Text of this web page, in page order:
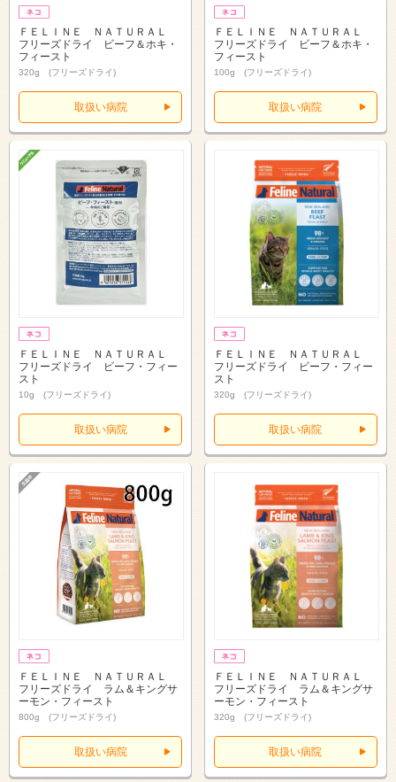
ＦＥＬＩＮＥ ＮＡＴＵＲＡＬ
フリーズドライ ビーフ＆ホキ・
フィースト
320g (フリーズドライ)
取扱い病院
ＦＥＬＩＮＥ ＮＡＴＵＲＡＬ
フリーズドライ ビーフ＆ホキ・
フィースト
100g (フリーズドライ)
取扱い病院
ＦＥＬＩＮＥ ＮＡＴＵＲＡＬ
フリーズドライ ビーフ・フィー
スト
10g (フリーズドライ)
取扱い病院
ＦＥＬＩＮＥ ＮＡＴＵＲＡＬ
フリーズドライ ビーフ・フィー
スト
320g (フリーズドライ)
取扱い病院
ＦＥＬＩＮＥ ＮＡＴＵＲＡＬ
フリーズドライ ラム＆キングサ
ーモン・フィースト
800g (フリーズドライ)
取扱い病院
ＦＥＬＩＮＥ ＮＡＴＵＲＡＬ
フリーズドライ ラム＆キングサ
ーモン・フィースト
320g (フリーズドライ)
取扱い病院